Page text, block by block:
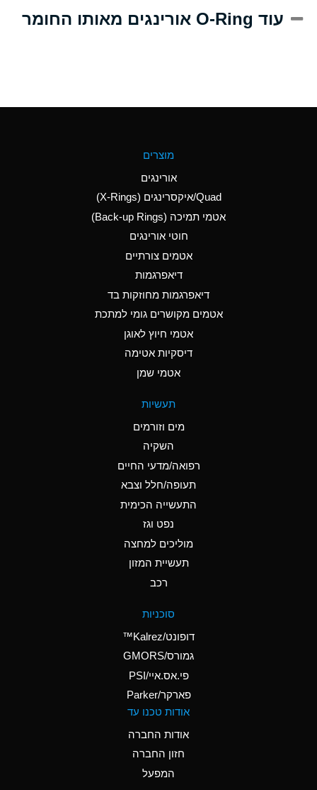
(Aqueous)
Aluminum Nitrate
(Aqueous)
Aluminum Phosphate
Ammonia Anhydrous
B
Ammonia Gas (cold)
A
Ammonia Gas (hot)
Ammonium Hydroxide
D
Ammonium Nitrate
Ammonium Nitrite
Ammonium Persulfate
Ammonium Phosphate
A
Ammonium Sulfate
A
Amyl Acetate (Banana
עוד O-Ring אורינגים מאותו החומר
מוצרים
אורינגים
Quad/איקסרינגים (X-Rings)
אטמי תמיכה (Back-up Rings)
חוטי אורינגים
אטמים צורתיים
דיאפרגמות
דיאפרגמות מחוזקות בד
אטמים מקושרים גומי למתכת
אטמי חיוץ לאוגן
דיסקיות אטימה
אטמי שמן
תעשיות
מים וזורמים
השקיה
רפואה/מדעי החיים
תעופה/חלל וצבא
התעשייה הכימית
נפט וגז
מוליכים למחצה
תעשיית המזון
רכב
סוכניות
דופונט/Kalrez™
גמורס/GMORS
פי.אס.איי/PSI
פארקר/Parker
אודות טכנו עד
אודות החברה
חזון החברה
המפעל